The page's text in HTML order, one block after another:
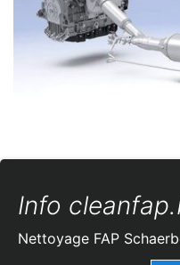
Info
Nettoyage FAP